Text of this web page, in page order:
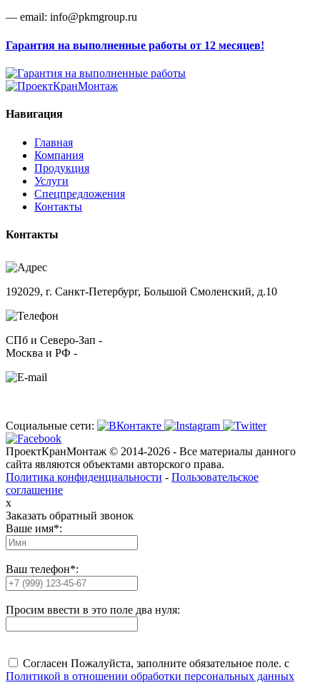
— email: info@pkmgroup.ru
Гарантия на выполненные работы от 12 месяцев!
Навигация
Главная
Компания
Продукция
Услуги
Спецпредложения
Контакты
Контакты
192029, г. Санкт-Петербург, Большой Смоленский, д.10
СПб и Северо-Зап -
Москва и РФ -
Социальные сети:
ПроектКранМонтаж © 2014-2026 - Все материалы данного
сайта являются объектами авторского права.
Политика конфиденциальности - Пользовательское
соглашение
x
Заказать обратный звонок
Ваше имя*:
Ваш телефон*:
Просим ввести в это поле два нуля:
Согласен Пожалуйста, заполните обязательное поле. с
Политикой в отношении обработки персональных данных